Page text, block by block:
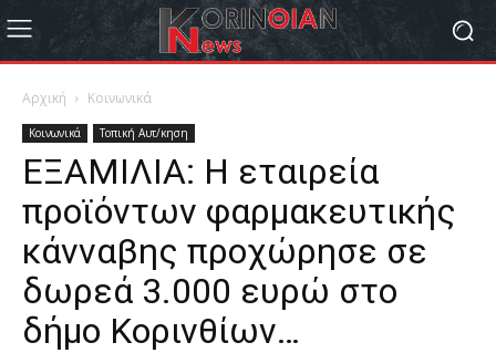
Αρχική Κοινωνικά
Κοινωνικά Τοπική Αυτ/κηση
ΕΞΑΜΙΛΙΑ: Η εταιρεία
προϊόντων φαρμακευτικής
κάνναβης προχώρησε σε
δωρεά 3.000 ευρώ στο
δήμο Κορινθίων…